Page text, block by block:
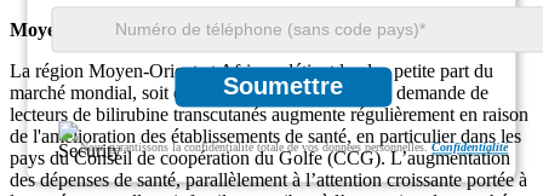
Soumettre
Nous garantissons la confidentialité totale de vos données personnelles.Confidentialité
Moyen-Orient et Afrique
La région Moyen-Orient et Afrique détient la plus petite part du
marché mondial, soit environ 10 %. Cependant, la demande de
lecteurs de bilirubine transcutanés augmente régulièrement en raison
de l'amélioration des établissements de santé, en particulier dans les
pays du Conseil de coopération du Golfe (CCG). L’augmentation
des dépenses de santé, parallèlement à l’attention croissante portée à